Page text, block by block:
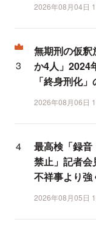
2026年08月04日
無期刑の仮
か4人」2024
「終身刑化
2026年08月06日
最高検「録音
禁止」記者会
不祥事より強
2026年08月05日